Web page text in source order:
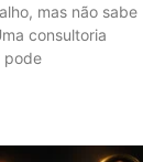
mas não sabe
consultoria
pode